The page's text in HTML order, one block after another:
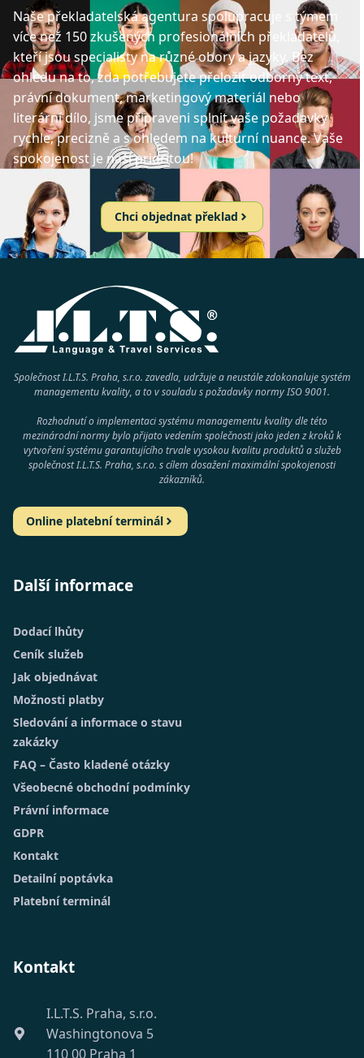
Naše překladatelská agentura spolupracuje s týmem
více než 150 zkušených profesionálních překladatelů,
kteří jsou specialisty na různé obory a jazyky. Bez
ohledu na to, zda potřebujete přeložit odborný text,
právní dokument, marketingový materiál nebo
literární dílo, jsme připraveni splnit vaše požadavky
rychle, precizně a s ohledem na kulturní nuance. Vaše
spokojenost je naší prioritou!
Chci objednat překlad
Společnost I.L.T.S. Praha, s.r.o. zavedla, udržuje a neustále zdokonaluje systém
managementu kvality, a to v souladu s požadavky normyISO 9001.
Rozhodnutí o implementaci systému managementu kvality dle této
mezinárodní normy bylo přijato vedením společnosti jako jeden z kroků k
vytvoření systému garantujícího trvale vysokou kvalitu produktů a služeb
společnostI.L.T.S. Praha, s.r.o. s cílem dosažení maximální spokojenosti
zákazníků.
Online platební terminál
Další informace
Dodací lhůty
Ceník služeb
Jak objednávat
Možnosti platby
Sledování a informace o stavu
zakázky
FAQ – Často kladené otázky
Všeobecné obchodní podmínky
Právní informace
GDPR
Kontakt
Detailní poptávka
Platební terminál
Kontakt
I.L.T.S. Praha, s.r.o.
Washingtonova 5
110 00 Praha 1